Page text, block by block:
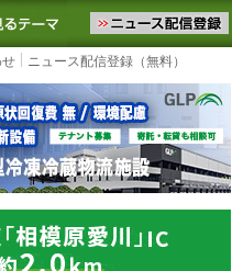
お届けします。物流ニュ
りに追加 よく見るテーマ
ニュース配信登録（無料）